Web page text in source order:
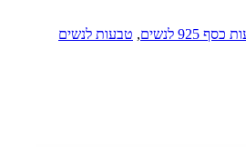
925 לנשים , טבעות לנשים